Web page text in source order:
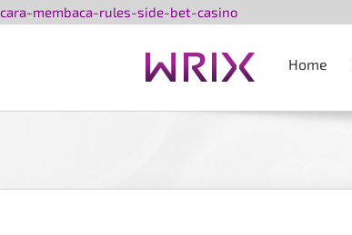
cara-membaca-rules-side-bet-casino
zawartościHome